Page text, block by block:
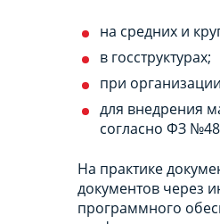
на средних и
в госструктурах;
при
для внедрения
согласно ФЗ
На практике
документов через
программного